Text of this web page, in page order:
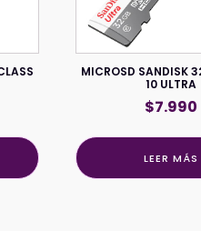
MICROSD SANDISK
10 ULTRA
$7.990
LEER MÁS